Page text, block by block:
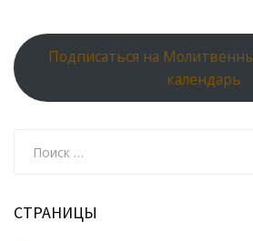
Подписаться на
календарь
СТРАНИЦЫ